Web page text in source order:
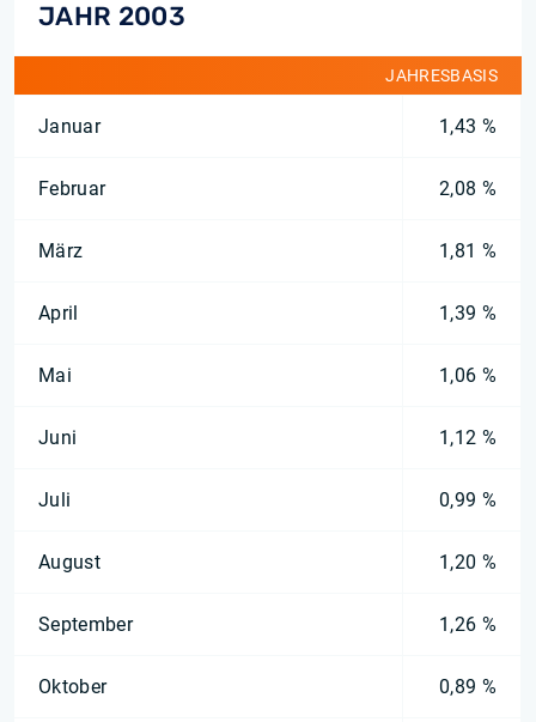
JAHR 2003
JAHRESBASIS
Januar 1,43 %
Februar 2,08 %
März 1,81 %
April 1,39 %
Mai 1,06 %
Juni 1,12 %
Juli 0,99 %
August 1,20 %
September 1,26 %
Oktober 0,89 %